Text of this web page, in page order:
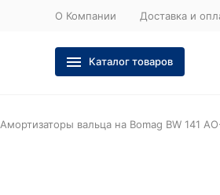
О Компании Доставка и
Каталог товаров
Амортизаторы вальца на Bomag BW 141